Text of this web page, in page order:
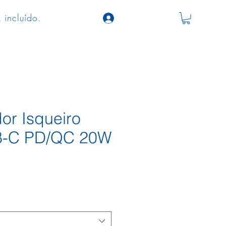
incluído.
Isqueiro
C PD/QC 20W